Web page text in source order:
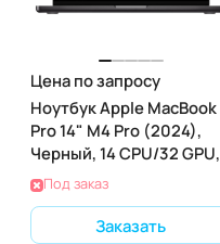
Цена по запросу
Ноутбук Apple MacBook
Pro 14" M4 Pro (2024),
Черный, 14 CPU/32 GPU,
36 RAM 2ТБ SSD
Под заказ
Заказать